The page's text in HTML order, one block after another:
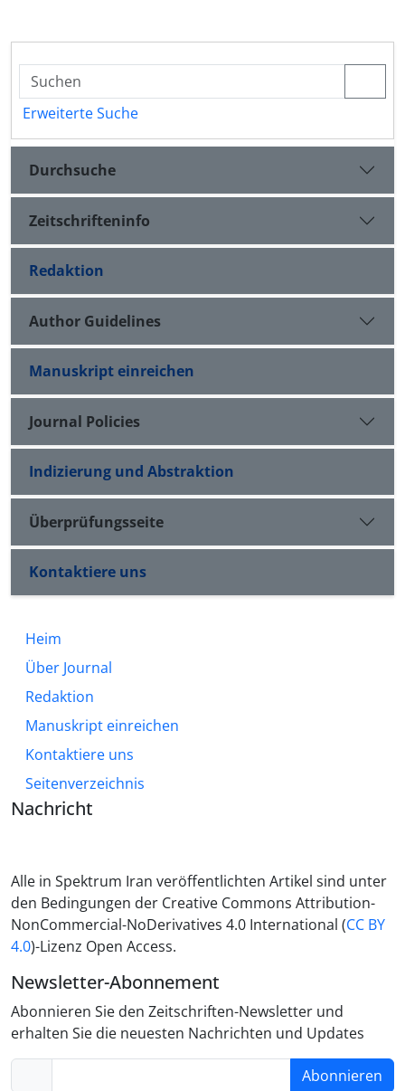
Erweiterte Suche
Durchsuche
Zeitschrifteninfo
Redaktion
Author Guidelines
Manuskript einreichen
Journal Policies
Indizierung und Abstraktion
Überprüfungsseite
Kontaktiere uns
Heim
Über Journal
Redaktion
Manuskript einreichen
Kontaktiere uns
Seitenverzeichnis
Nachricht
Alle in Spektrum Iran veröffentlichten Artikel sind unter
den Bedingungen der Creative Commons Attribution-
NonCommercial-NoDerivatives 4.0 International (CC BY
4.0)-Lizenz Open Access.
Newsletter-Abonnement
Abonnieren Sie den Zeitschriften-Newsletter und
erhalten Sie die neuesten Nachrichten und Updates
Abonnieren